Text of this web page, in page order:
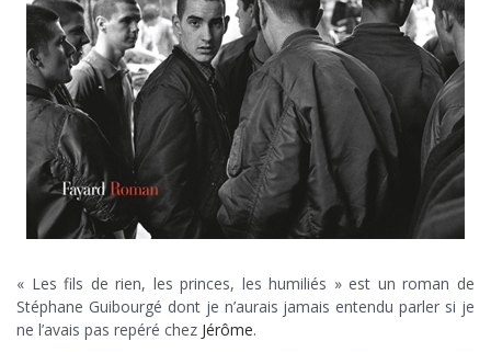
« Les fils de rien, les princes, les humiliés » est un roman de
Stéphane Guibourgé dont je n’aurais jamais entendu parler si je
ne l’avais pas repéré chez Jérôme.